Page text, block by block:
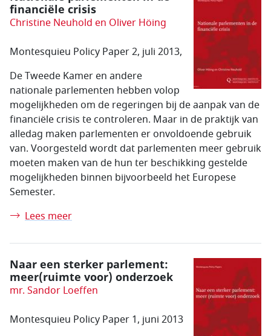
financiële crisis
Christine Neuhold en Oliver Höing
Montesquieu Policy Paper 2, juli 2013,
De Tweede Kamer en andere
nationale parlementen hebben volop
mogelijkheden om de regeringen bij de aanpak van de
financiële crisis te controleren. Maar in de praktijk van
alledag maken parlementen er onvoldoende gebruik
van. Voorgesteld wordt dat parlementen meer gebruik
moeten maken van de hun ter beschikking gestelde
mogelijkheden binnen bijvoorbeeld het Europese
Semester.
Lees meer
Naar een sterker parlement:
meer(ruimte voor) onderzoek
mr. Sandor Loeffen
Montesquieu Policy Paper 1, juni 2013